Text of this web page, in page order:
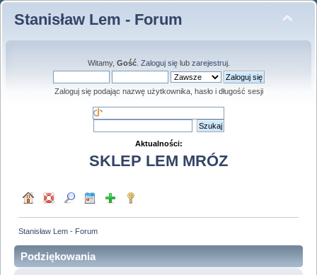
Stanisław Lem - Forum
Witamy, Gość. Zaloguj sięlub zarejestruj.
Zaloguj się podając nazwę użytkownika, hasło i długość sesji
Aktualności:
SKLEP LEM MRÓZ
Stanisław Lem - Forum
Podziękowania